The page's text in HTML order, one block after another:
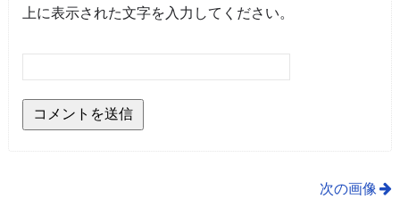
上に表示された文字を入力してください。
次の画像